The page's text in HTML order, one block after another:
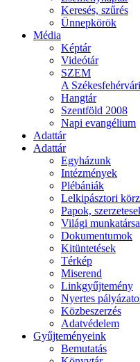
Keresés, szűrés
Ünnepkörök
Média
Képtár
Videótár
SZEM
A
Hangtár
Szentföld 2008
Napi evangélium
Adattár
Adattár
Egyházunk
Intézmények
Plébániák
Lelkipásztori
Papok,
Világi
Dokumentumok
Kitüntetések
Térkép
Miserend
Linkgyűjtemény
Nyertes
Közbeszerzés
Adatvédelem
Gyűjteményeink
Bemutatás